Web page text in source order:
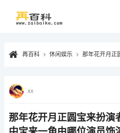
再百科 休闲娱乐 那年花开月正圆宝来扮
那年花开月正圆宝来扮演
xx